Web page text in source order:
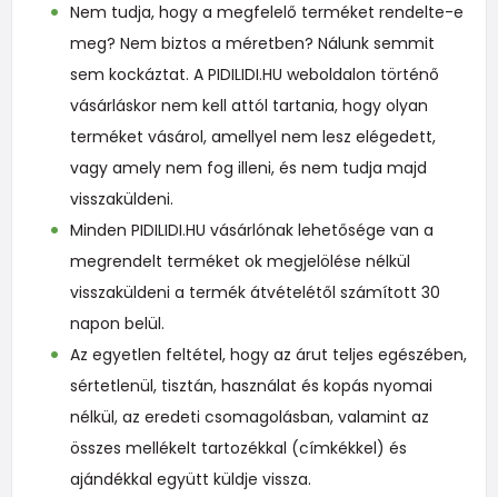
Nem tudja, hogy a megfelelő terméket rendelte-e
meg? Nem biztos a méretben?Nálunk semmit
sem kockáztat. A PIDILIDI.HU weboldalon történő
vásárláskor nem kell attól tartania, hogy olyan
terméket vásárol, amellyel nem lesz elégedett,
vagy amely nem fog illeni, és nem tudja majd
visszaküldeni.
MindenPIDILIDI.HU vásárlónak lehetősége van a
megrendelt terméket ok megjelölése nélkül
visszaküldeni a termék átvételétől számított 30
napon belül.
Az egyetlen feltétel, hogy az árut teljes egészében,
sértetlenül, tisztán, használat és kopás nyomai
nélkül, az eredeti csomagolásban, valamint az
összes mellékelt tartozékkal (címkékkel) és
ajándékkal együtt küldje vissza.